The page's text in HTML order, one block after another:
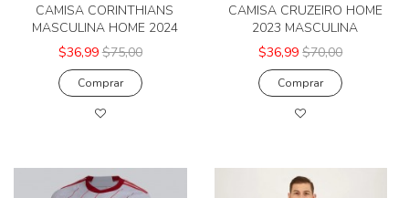
CAMISA CORINTHIANS
MASCULINA HOME 2024
$36,99 $75,00
Comprar
CAMISA CRUZEIRO HOME
2023 MASCULINA
$36,99 $70,00
Comprar